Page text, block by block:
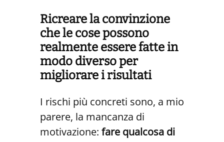
Ricreare la convinzione
che le cose possono
realmente essere fatte in
modo diverso per
migliorare i risultati
I rischi più concreti sono, a mio
parere, la mancanza di
motivazione: fare qualcosa di